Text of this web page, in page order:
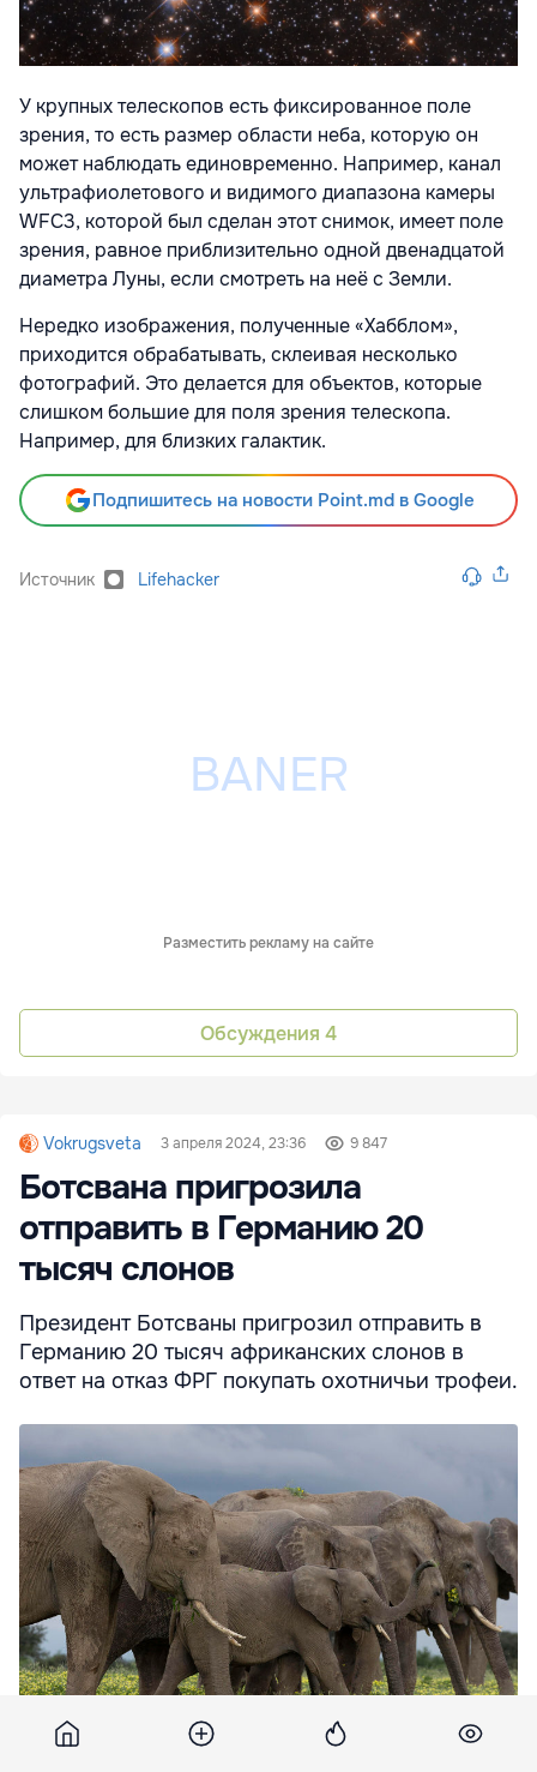
У крупных телескопов есть фиксированное поле
зрения, то есть размер области неба, которую он
может наблюдать единовременно. Например, канал
ультрафиолетового и видимого диапазона камеры
WFC3, которой был сделан этот снимок, имеет поле
зрения, равное приблизительно одной двенадцатой
диаметра Луны, если смотреть на неё с Земли.
Нередко изображения, полученные «Хабблом»,
приходится обрабатывать, склеивая несколько
фотографий. Это делается для объектов, которые
слишком большие для поля зрения телескопа.
Например, для близких галактик.
Подпишитесь на новости Point.md в Google
Источник Lifehacker
Разместить рекламу на сайте
Обсуждения 4
Vokrugsveta 3 апреля 2024, 23:36 9 847
Ботсвана пригрозила
отправить в Германию 20
тысяч слонов
Президент Ботсваны пригрозил отправить в
Германию 20 тысяч африканских слонов в
ответ на отказ ФРГ покупать охотничьи трофеи.